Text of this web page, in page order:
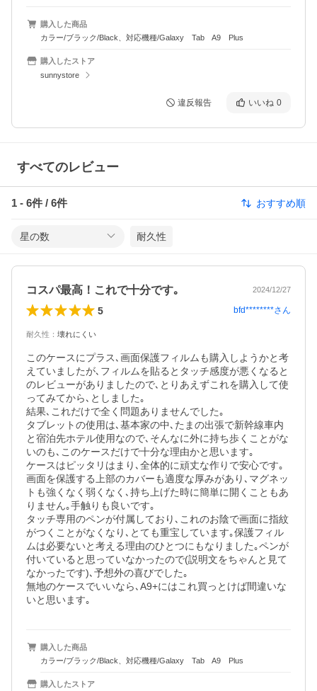
購入した商品
カラー/ブラック/Black、対応機種/Galaxy Tab A9 Plus
購入したストア
sunnystore
違反報告 いいね 0
すべてのレビュー
1 - 6件 / 6件 おすすめ順
星の数 耐久性
コスパ最高！これで十分です｡ 2024/12/27
5 bfd********さん
耐久性 ： 壊れにくい
このケースにプラス､画面保護フィルムも購入しようかと考
えていましたが､フィルムを貼るとタッチ感度が悪くなると
のレビューがありましたので､とりあえずこれを購入して使
ってみてから､としました｡
結果､これだけで全く問題ありませんでした｡
タブレットの使用は､基本家の中､たまの出張で新幹線車内
と宿泊先ホテル使用なので､そんなに外に持ち歩くことがな
いのも､このケースだけで十分な理由かと思います｡
ケースはピッタリはまり､全体的に頑丈な作りで安心です｡
画面を保護する上部のカバーも適度な厚みがあり､マグネッ
トも強くなく弱くなく､持ち上げた時に簡単に開くこともあ
りません｡手触りも良いです｡
タッチ専用のペンが付属しており､これのお陰で画面に指紋
がつくことがなくなり､とても重宝しています｡保護フィル
ムは必要ないと考える理由のひとつにもなりました｡ペンが
付いていると思っていなかったので(説明文をちゃんと見て
なかったです)､予想外の喜びでした｡
無地のケースでいいなら､A9+にはこれ買っとけば間違いな
購入した商品
カラー/ブラック/Black、対応機種/Galaxy Tab A9 Plus
購入したストア